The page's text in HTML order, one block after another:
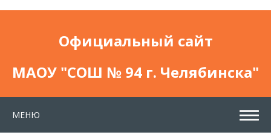
Официальный сайт
МАОУ "СОШ № 94 г. Челябинска"
МЕНЮ